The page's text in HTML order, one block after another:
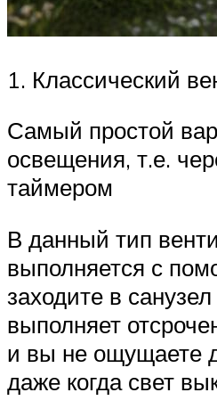
1. Классический
Самый простой
освещения, т.е.
таймером
В данный тип
выполняется с
заходите в
выполняет
и вы не ощущаете
даже когда свет